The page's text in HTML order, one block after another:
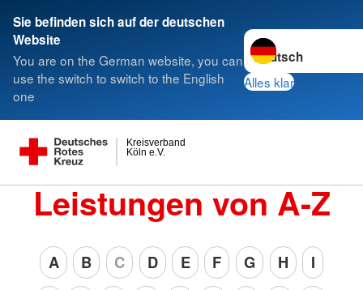
Sie befinden sich auf der deutschen
Website
You are on the German website, you can
use the switch to switch to the English
one
Sprache wechseln
Alles klar
Köln e.V.
Kreisverband
Leistungen von A-Z
A B C D E F G H
I